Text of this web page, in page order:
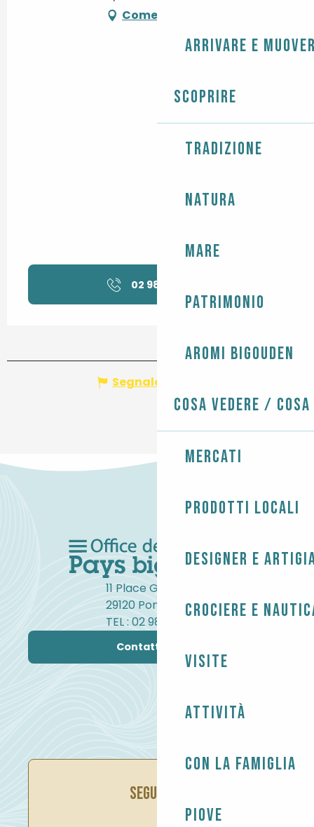
Arrivare e
Scoprire
Tradizione
Natura
Mare
Patrimonio
Aromi Bigouden
Cosa vedere /
Mercati
Prodotti locali
Designer e
Crociere e
Visite
Attività
Con la famiglia
Piove
Come arrivare
02 98 87 02
Segnala un errore
11 Place Gambetta
29120 Pont-l'Abbé
TEL : 02 98 82 37 99
Contattateci
SEGUITECI